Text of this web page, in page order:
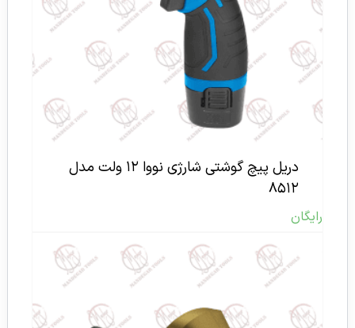
دریل پیچ گوشتی شارژی نووا ۱۲ ولت مدل
۸۵۱۲
رایگان